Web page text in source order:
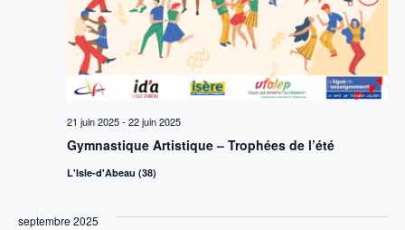
Gymnastique Artistique – Trophées de l’été
21 juin 2025- 22 juin 2025
L'Isle-d'Abeau (38)
septembre 2025